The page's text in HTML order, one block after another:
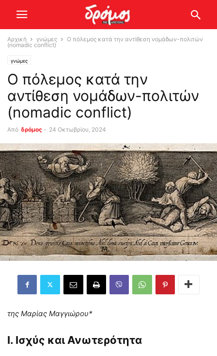
Αρχική γνώμες
Ο πόλεμος κατά την αντίθεση νομάδων-πολιτών
(nomadic conflict)
γνώμες
Ο πόλεμος κατά την
αντίθεση νομάδων-πολιτών
(nomadic conflict)
Από δρόμος - 24 Οκτωβρίου, 2024
της Μαρίας Μαγγιώρου*
Ι. Ισχύς και Ανωτερότητα